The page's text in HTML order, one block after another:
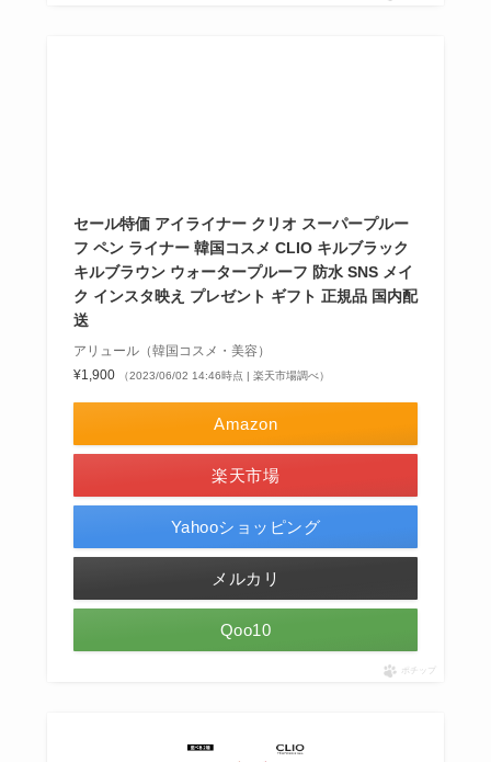
セール特価 アイライナー クリオ スーパープルー
フ ペン ライナー 韓国コスメ CLIO キルブラック
キルブラウン ウォータープルーフ 防水 SNS メイ
ク インスタ映え プレゼント ギフト 正規品 国内配
送
アリュール（韓国コスメ・美容）
¥1,900
（2023/06/02 14:46時点 | 楽天市場調べ）
Amazon
楽天市場
Yahooショッピング
メルカリ
Qoo10
ポチップ